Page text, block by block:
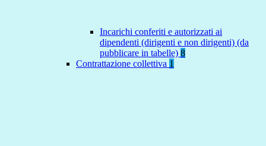
Incarichi conferiti e autorizzati ai
dipendenti (dirigenti e non dirigenti) (da
pubblicare in tabelle) 8
Contrattazione collettiva 1